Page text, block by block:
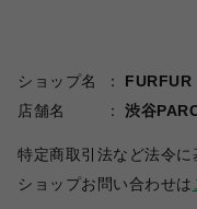
ショップ名
FURFUR
店舗名
渋谷
特定商取引法など法令に
ショップお問い合わせは